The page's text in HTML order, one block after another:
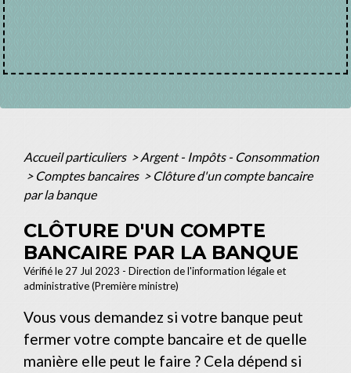
Accueil particuliers > Argent - Impôts - Consommation
> Comptes bancaires > Clôture d'un compte bancaire
par la banque
CLÔTURE D'UN COMPTE
BANCAIRE PAR LA BANQUE
Vérifié le 27 Jul 2023 - Direction de l'information légale et
administrative (Première ministre)
Vous vous demandez si votre banque peut
fermer votre compte bancaire et de quelle
manière elle peut le faire ? Cela dépend si